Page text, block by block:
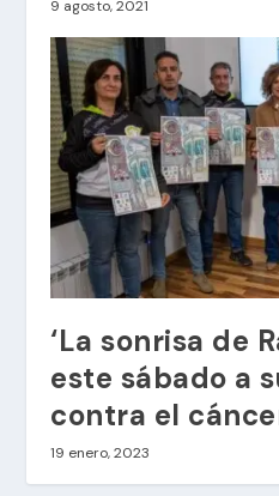
9 agosto, 2021
‘La sonrisa de
este sábado a
contra el
19 enero, 2023